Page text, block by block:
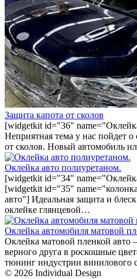
Защита капота от сколов
[widgetkit id="36"
Неприятная тема у нас пойдет
от сколов. Новый автомобиль
Оклейка авто полиуретаном.
[widgetkit id="34"
[widgetkit id="35"
авто"] Идеальная защита и
оклейке глянцевой…
Оклейка автомобиля матовой
Оклейка матовой пленкой авто
верного друга в роскошные
тюнинг индустрии винилового
© 2026 Individual Design